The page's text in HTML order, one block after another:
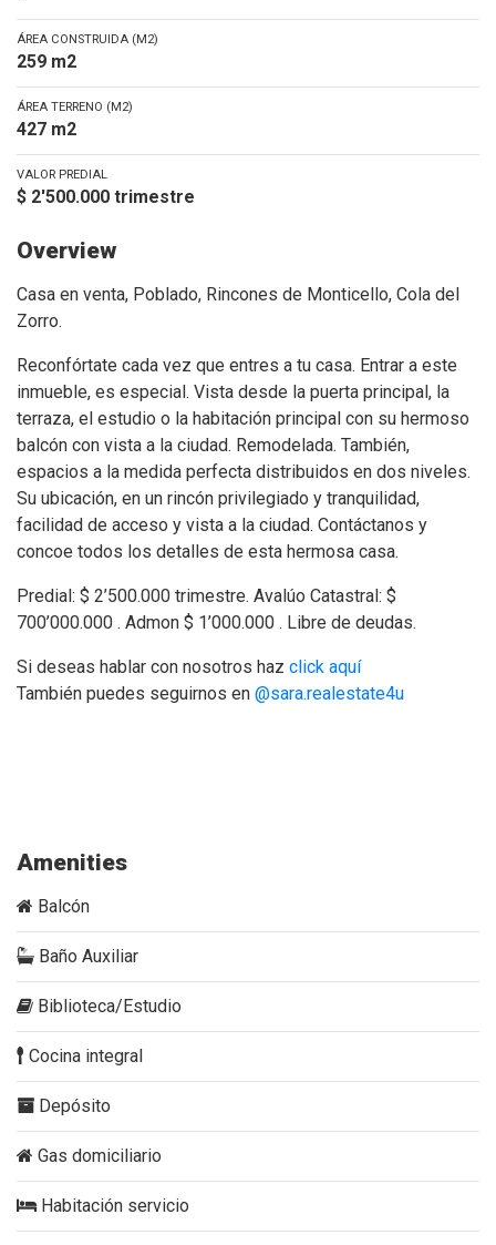
ÁREA CONSTRUIDA (M2)
259 m2
ÁREA TERRENO (M2)
427 m2
VALOR PREDIAL
$ 2'500.000 trimestre
Overview
Casa en venta, Poblado, Rincones de Monticello, Cola del
Zorro.
Reconfórtate cada vez que entres a tu casa. Entrar a este
inmueble, es especial. Vista desde la puerta principal, la
terraza, el estudio o la habitación principal con su hermoso
balcón con vista a la ciudad. Remodelada. También,
espacios a la medida perfecta distribuidos en dos niveles.
Su ubicación, en un rincón privilegiado y tranquilidad,
facilidad de acceso y vista a la ciudad. Contáctanos y
concoe todos los detalles de esta hermosa casa.
Predial: $ 2’500.000 trimestre. Avalúo Catastral: $
700’000.000 . Admon $ 1’000.000 . Libre de deudas.
Si deseas hablar con nosotros haz click aquí
También puedes seguirnos en @sara.realestate4u
Amenities
Balcón
Baño Auxiliar
Biblioteca/Estudio
Cocina integral
Depósito
Gas domiciliario
Habitación servicio